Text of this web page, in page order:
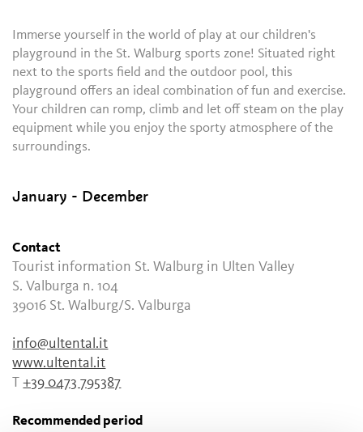
Immerse yourself in the world of play at our children's
playground in the St. Walburg sports zone! Situated right
next to the sports field and the outdoor pool, this
playground offers an ideal combination of fun and exercise.
Your children can romp, climb and let off steam on the play
equipment while you enjoy the sporty atmosphere of the
surroundings.
January - December
Contact
Tourist information St. Walburg in Ulten Valley
S. Valburga n. 104
39016 St. Walburg/S. Valburga
info@ultental.it
www.ultental.it
T+39 0473 795387
Recommended period